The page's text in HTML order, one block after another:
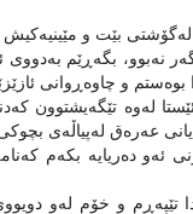
بێت و مێینیەکیش
بگەڕێم بەدووی
و چاوەڕوانی
لەوە تێگەیشتوون
عەرەق لەپیاڵەی بچوکی
دەریایە بکەم
تێپەڕم و خۆم لەو